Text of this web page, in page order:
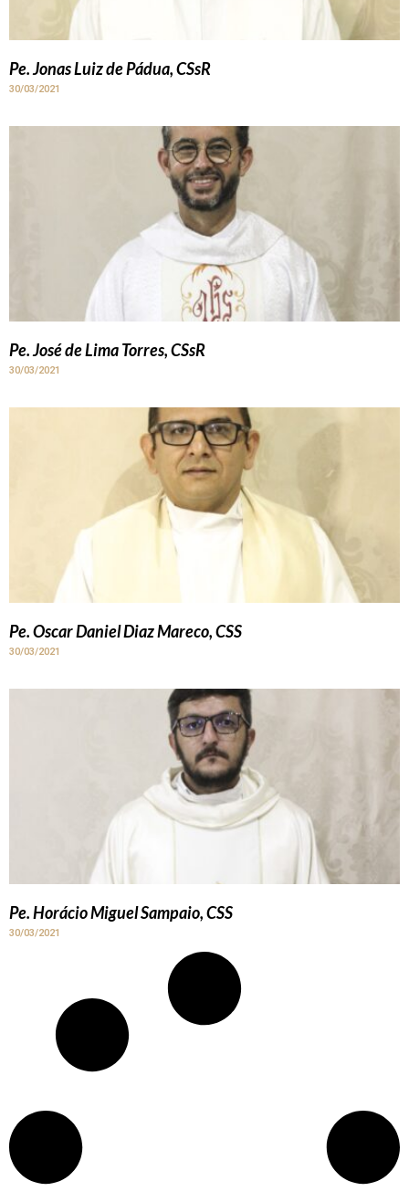
Pe. Jonas Luiz de Pádua, CSsR
30/03/2021
Pe. José de Lima Torres, CSsR
30/03/2021
Pe. Oscar Daniel Diaz Mareco, CSS
30/03/2021
Pe. Horácio Miguel Sampaio, CSS
30/03/2021